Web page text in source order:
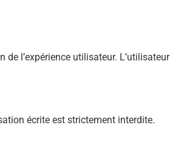
l’expérience utilisateur. L’utilisateur
écrite est strictement interdite.